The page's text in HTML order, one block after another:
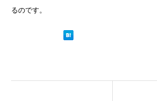
るのです。